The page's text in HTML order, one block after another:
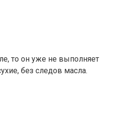
то он уже не выполняет
без следов масла.